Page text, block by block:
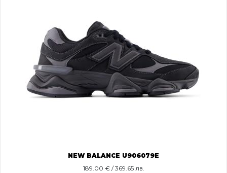
NEW BALANCE U906079E
189.00 € / 369.65 лв.